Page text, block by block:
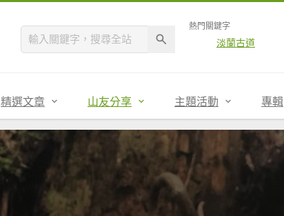
熱門關鍵字
淡蘭古道
精選文章 山友分享 主題活動 專輯